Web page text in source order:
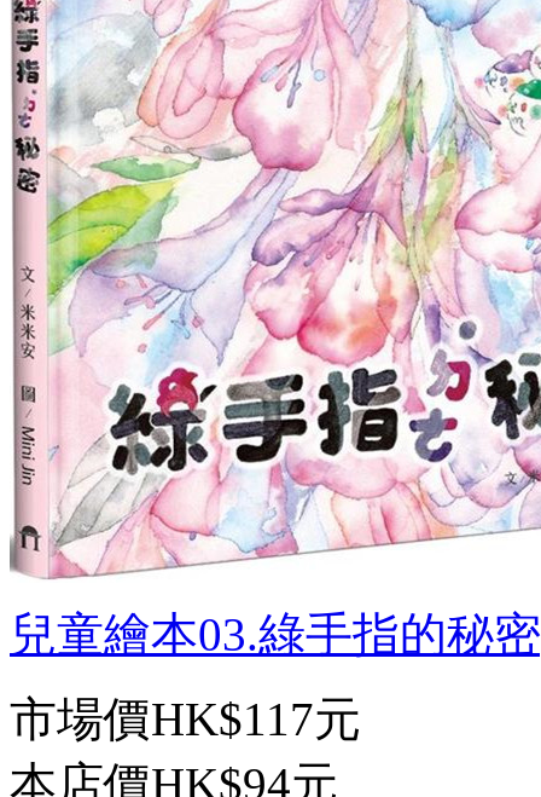
兒童繪本03.綠手指的秘
市場價HK$117元
本店價HK$94元